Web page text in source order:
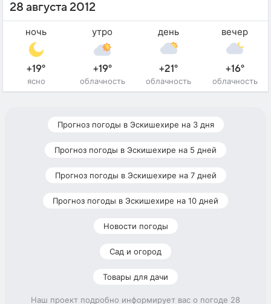
28 августа 2012
ночь
+19°
ясно
утро
+19°
облачность
день
+21°
облачность
вечер
+16°
облачность
Прогноз погоды в Эскишехире на 3 дня
Прогноз погоды в Эскишехире на 5 дней
Прогноз погоды в Эскишехире на 7 дней
Прогноз погоды в Эскишехире на 10 дней
Новости погоды
Сад и огород
Товары для дачи
Наш проект подробно информирует вас о погоде 28